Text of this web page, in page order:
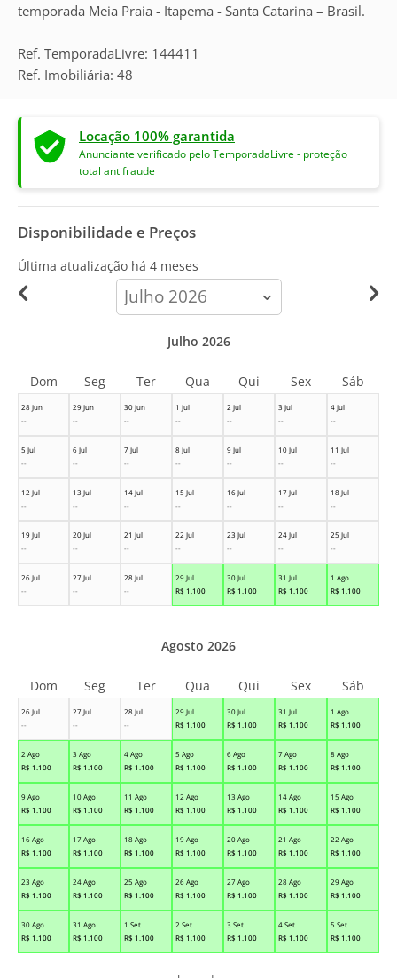
temporada Meia Praia - Itapema - Santa Catarina – Brasil.
Ref. TemporadaLivre: 144411
Ref. Imobiliária: 48
Locação 100% garantida
Anunciante verificado pelo TemporadaLivre - proteção
total antifraude
Disponibilidade e Preços
Última atualização há 4 meses
calendar-
month
28 Jun
--
29 Jun
--
30 Jun
--
1 Jul
--
2 Jul
--
3 Jul
--
4 Jul
--
5 Jul
--
6 Jul
--
7 Jul
--
8 Jul
--
9 Jul
--
10 Jul
--
11 Jul
--
12 Jul
--
13 Jul
--
14 Jul
--
15 Jul
--
16 Jul
--
17 Jul
--
18 Jul
--
19 Jul
--
20 Jul
--
21 Jul
--
22 Jul
--
23 Jul
--
24 Jul
--
25 Jul
--
26 Jul
--
27 Jul
--
28 Jul
--
29 Jul
R$ 1.100
30 Jul
R$ 1.100
31 Jul
R$ 1.100
1 Ago
R$ 1.100
Julho 2026
Dom Seg Ter Qua Qui Sex Sáb
26 Jul
--
27 Jul
--
28 Jul
--
29 Jul
R$ 1.100
30 Jul
R$ 1.100
31 Jul
R$ 1.100
1 Ago
R$ 1.100
2 Ago
R$ 1.100
3 Ago
R$ 1.100
4 Ago
R$ 1.100
5 Ago
R$ 1.100
6 Ago
R$ 1.100
7 Ago
R$ 1.100
8 Ago
R$ 1.100
9 Ago
R$ 1.100
10 Ago
R$ 1.100
11 Ago
R$ 1.100
12 Ago
R$ 1.100
13 Ago
R$ 1.100
14 Ago
R$ 1.100
15 Ago
R$ 1.100
16 Ago
R$ 1.100
17 Ago
R$ 1.100
18 Ago
R$ 1.100
19 Ago
R$ 1.100
20 Ago
R$ 1.100
21 Ago
R$ 1.100
22 Ago
R$ 1.100
23 Ago
R$ 1.100
24 Ago
R$ 1.100
25 Ago
R$ 1.100
26 Ago
R$ 1.100
27 Ago
R$ 1.100
28 Ago
R$ 1.100
29 Ago
R$ 1.100
30 Ago
R$ 1.100
31 Ago
R$ 1.100
1 Set
R$ 1.100
2 Set
R$ 1.100
3 Set
R$ 1.100
4 Set
R$ 1.100
5 Set
R$ 1.100
Agosto 2026
Dom Seg Ter Qua Qui Sex Sáb